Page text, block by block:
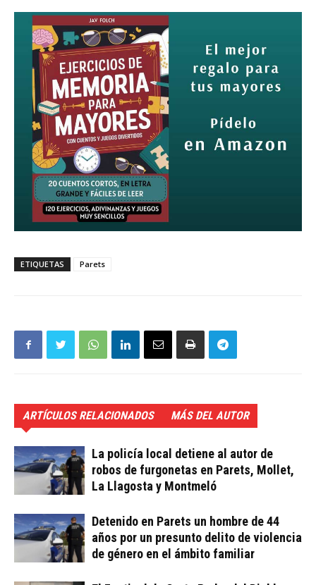
ETIQUETAS Parets
ARTÍCULOS RELACIONADOS MÁS DEL AUTOR
La policía local detiene al autor de
robos de furgonetas en Parets, Mollet,
La Llagosta y Montmeló
Detenido en Parets un hombre de 44
años por un presunto delito de violencia
de género en el ámbito familiar